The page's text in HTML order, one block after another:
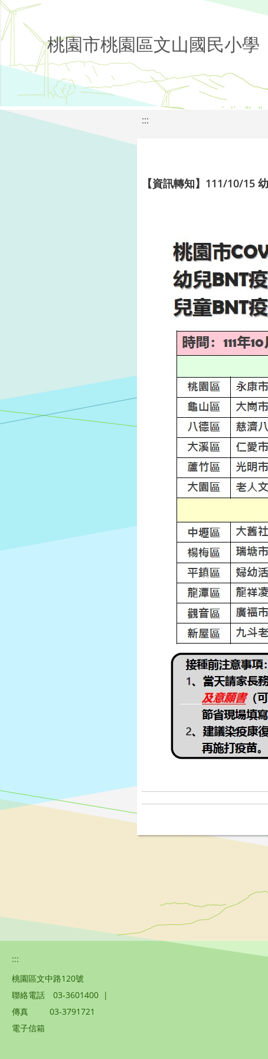
桃園市桃園區文山國民小學
:::
【資訊轉知】111/10/15
:::
桃園區文中路120號
聯絡電話
03-3601400 |
傳真
03-3791721
電子信箱